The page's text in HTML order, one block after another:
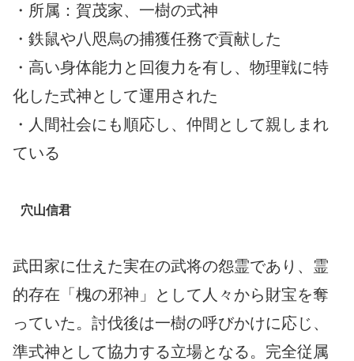
・所属：賀茂家、一樹の式神
・鉄鼠や八咫烏の捕獲任務で貢献した
・高い身体能力と回復力を有し、物理戦に特
化した式神として運用された
・人間社会にも順応し、仲間として親しまれ
ている
穴山信君
武田家に仕えた実在の武将の怨霊であり、霊
的存在「槐の邪神」として人々から財宝を奪
っていた。討伐後は一樹の呼びかけに応じ、
準式神として協力する立場となる。完全従属